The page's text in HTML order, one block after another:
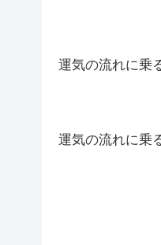
運気の流れに乗
運気の流れに乗